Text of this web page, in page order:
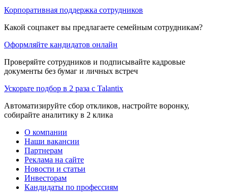
Корпоративная поддержка сотрудников
Какой соцпакет вы предлагаете семейным сотрудникам?
Оформляйте кандидатов онлайн
Проверяйте сотрудников и подписывайте кадровые
документы без бумаг и личных встреч
Ускорьте подбор в 2 раза с Talantix
Автоматизируйте сбор откликов, настройте воронку,
собирайте аналитику в 2 клика
О компании
Наши вакансии
Партнерам
Реклама на сайте
Новости и статьи
Инвесторам
Кандидаты по профессиям